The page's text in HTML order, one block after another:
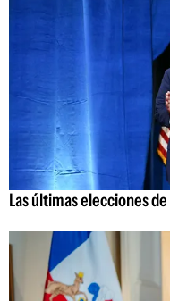
Las últimas elecciones